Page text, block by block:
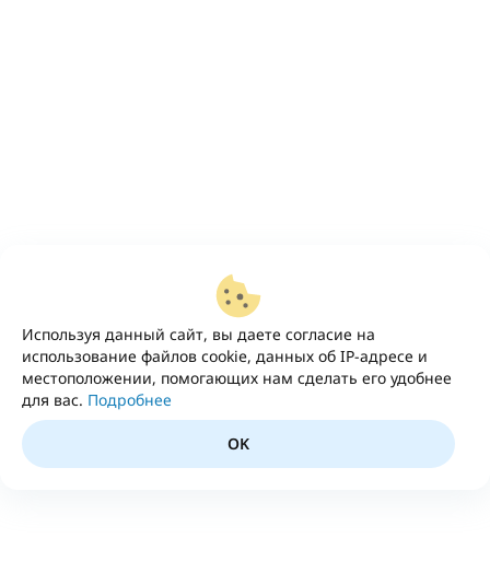
Используя данный сайт, вы даете согласие на
использование файлов cookie, данных об IP-адресе и
местоположении, помогающих нам сделать его удобнее
для вас. Подробнее
OK